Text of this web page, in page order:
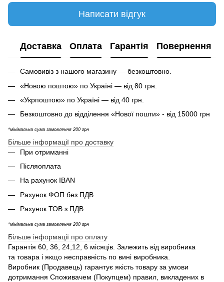
Написати відгук
Доставка Оплата Гарантія Повернення
Самовивіз з нашого магазину — безкоштовно.
«Новою поштою» по Україні — від 80 грн.
«Укрпоштою» по Україні — від 40 грн.
Безкоштовно до відділення «Нової пошти» - від 15000 грн
*мінімальна сума замовлення 200 грн
Більше інформації про доставку
При отриманні
Післяоплата
На рахунок IBAN
Рахунок ФОП без ПДВ
Рахунок ТОВ з ПДВ
*мінімальна сума замовлення 200 грн
Більше інформації про оплату
Гарантія 60, 36, 24,12, 6 місяців. Залежить від виробника
та товара і якщо несправність по вині виробника.
Виробник (Продавець) гарантує якість товару за умови
дотримання Споживачем (Покупцем) правил, викладених в